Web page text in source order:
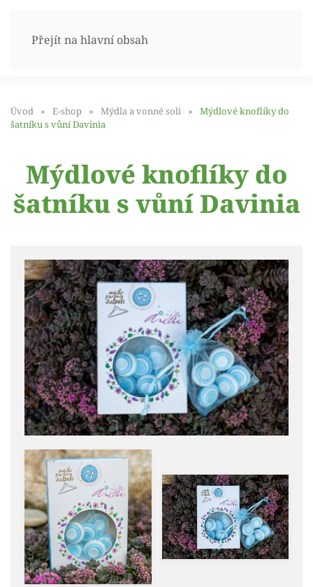
Přejít na hlavní obsah
Úvod E-shop Mýdla a vonné soli
Mýdlové knoflíky do
šatníku s vůní Davinia
Mýdlové knoflíky do
šatníku s vůní Davinia